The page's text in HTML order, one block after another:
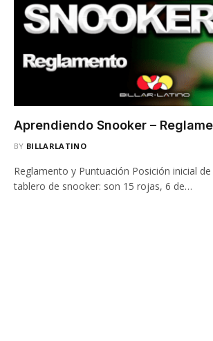
Aprendiendo Snooker –
BY BILLARLATINO
Reglamento y Puntuación Posición inicial
tablero de snooker: son 15 rojas, 6 de…